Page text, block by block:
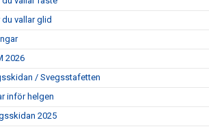
vallar glid
2026
/ Svegsstafetten
inför helgen
2025